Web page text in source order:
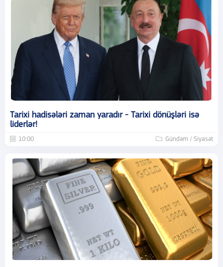
Tarixi hadisələri zaman yaradır - Tarixi dönüşləri isə
liderlər!
10:00 Gündəm / Siyasət